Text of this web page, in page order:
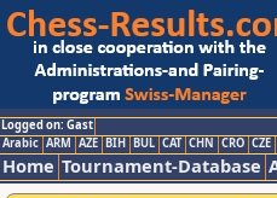
Logged on: Gast
Arabic ARM AZE BIH BUL CAT CHN CRO CZE
Home Tournament-Database